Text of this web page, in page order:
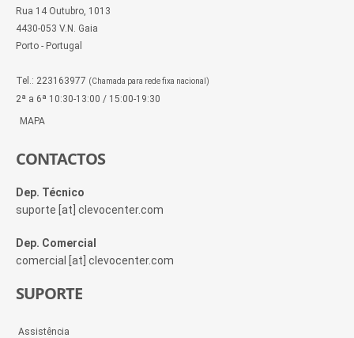
Rua 14 Outubro, 1013
4430-053 V.N. Gaia
Porto - Portugal
Tel.: 223163977 (Chamada para rede fixa nacional)
2ª a 6ª 10:30-13:00 / 15:00-19:30
MAPA
CONTACTOS
Dep. Técnico
suporte [at] clevocenter.com
Dep. Comercial
comercial [at] clevocenter.com
SUPORTE
Assistência